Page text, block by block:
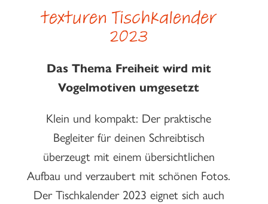
texturen Tischkalender
2023
Das Thema Freiheit wird mit
Vogelmotiven umgesetzt
Klein und kompakt: Der praktische
Begleiter für deinen Schreibtisch
überzeugt mit einem übersichtlichen
Aufbau und verzaubert mit schönen Fotos.
Der Tischkalender 2023 eignet sich auch